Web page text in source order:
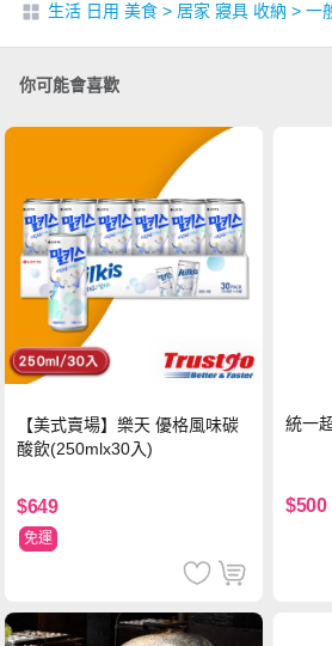
生活 日用 美食 > 居家 寢具 收納 > 一
你可能會喜歡
【美式賣場】樂天 優格風味碳
酸飲(250mlx30入)
$649
免運
統一
$500